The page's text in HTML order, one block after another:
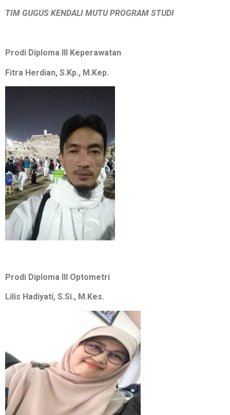
TIM GUGUS KENDALI MUTU PROGRAM STUDI
Prodi Diploma III Keperawatan
Fitra Herdian, S.Kp., M.Kep.
Prodi Diploma III Optometri
Lilis Hadiyati, S.Si., M.Kes.